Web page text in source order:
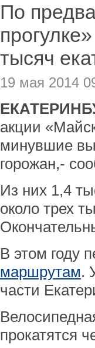
По
тысяч
19 мая 2014
акции
минувшие
горожан,-
Из них 1,4
около трех
В этом году
маршрутам.
части
прокатятся